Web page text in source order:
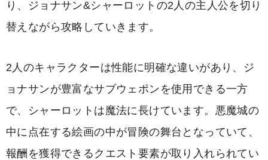
り、ジョナサン&シャーロットの2人の主人公を切り
替えながら攻略していきます。
2人のキャラクターは性能に明確な違いがあり、ジ
ョナサンが豊富なサブウェポンを使用できる一方
で、シャーロットは魔法に長けています。悪魔城の
中に点在する絵画の中が冒険の舞台となっていて、
報酬を獲得できるクエスト要素が取り入れられてい